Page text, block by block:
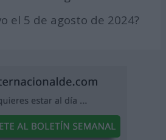
el 5 de agosto de 2024?